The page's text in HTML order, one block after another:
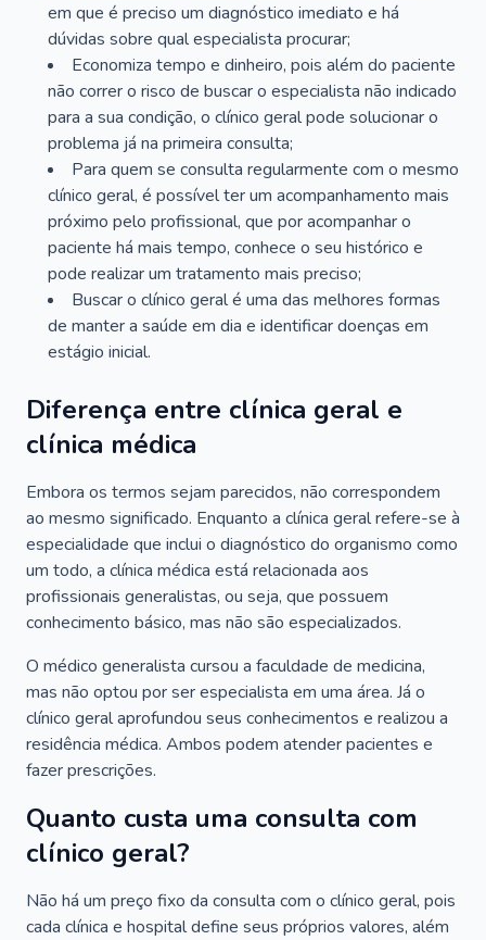
em que é preciso um diagnóstico imediato e há
dúvidas sobre qual especialista procurar;
Economiza tempo e dinheiro, pois além do paciente
não correr o risco de buscar o especialista não indicado
para a sua condição, o clínico geral pode solucionar o
problema já na primeira consulta;
Para quem se consulta regularmente com o mesmo
clínico geral, é possível ter um acompanhamento mais
próximo pelo profissional, que por acompanhar o
paciente há mais tempo, conhece o seu histórico e
pode realizar um tratamento mais preciso;
Buscar o clínico geral é uma das melhores formas
de manter a saúde em dia e identificar doenças em
estágio inicial.
Diferença entre clínica geral e
clínica médica
Embora os termos sejam parecidos, não correspondem
ao mesmo significado. Enquanto a clínica geral refere-se à
especialidade que inclui o diagnóstico do organismo como
um todo, a clínica médica está relacionada aos
profissionais generalistas, ou seja, que possuem
conhecimento básico, mas não são especializados.
O médico generalista cursou a faculdade de medicina,
mas não optou por ser especialista em uma área. Já o
clínico geral aprofundou seus conhecimentos e realizou a
residência médica. Ambos podem atender pacientes e
fazer prescrições.
Quanto custa uma consulta com
clínico geral?
Não há um preço fixo da consulta com o clínico geral, pois
cada clínica e hospital define seus próprios valores, além